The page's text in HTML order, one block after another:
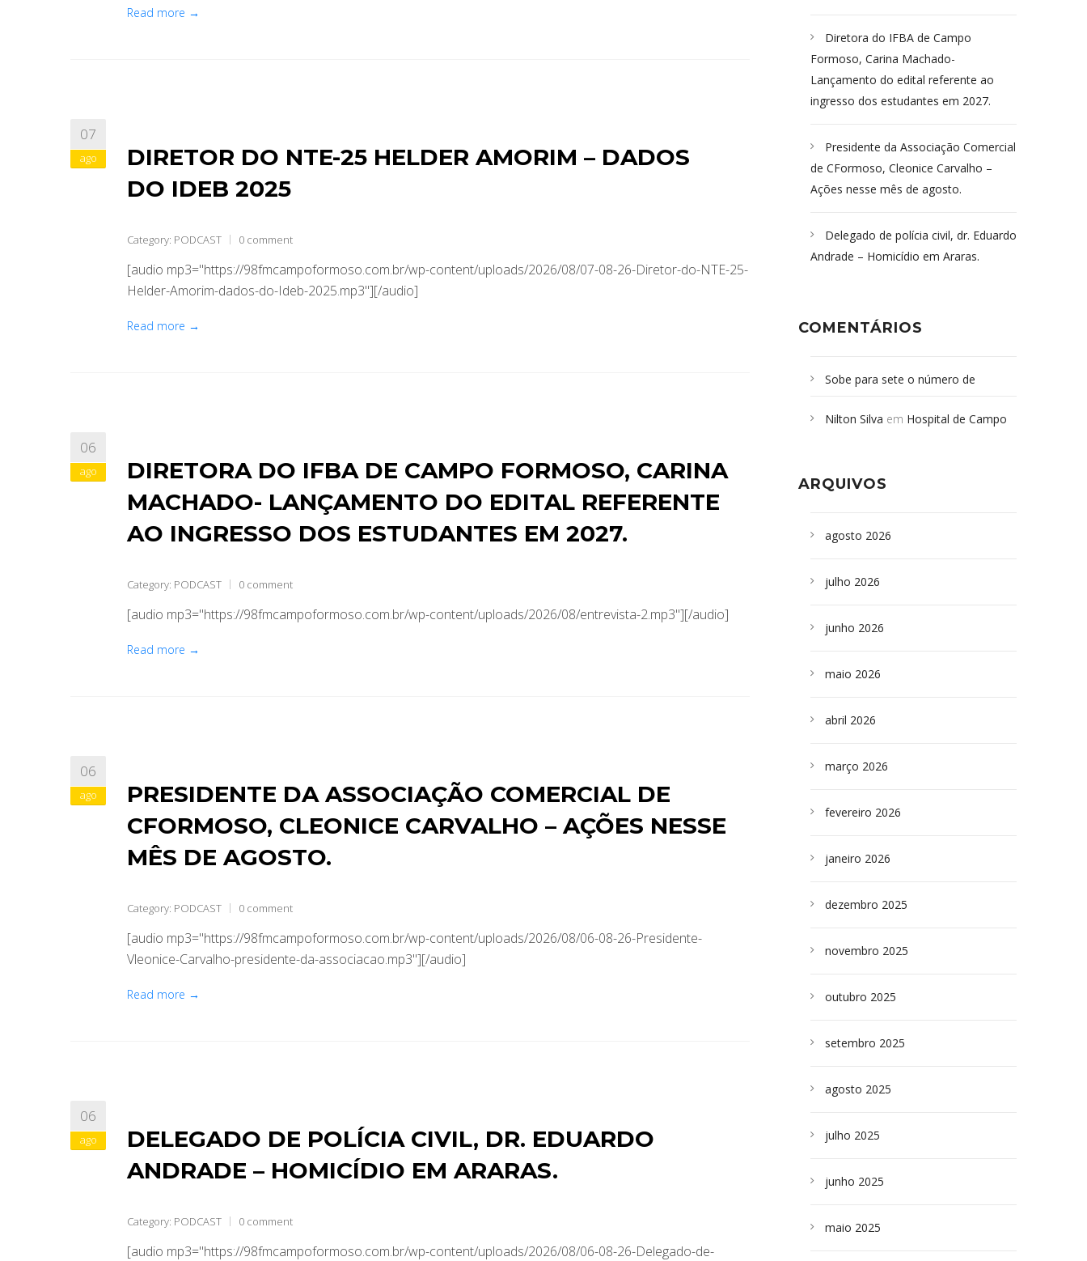
Read more →
07
ago
DIRETOR DO NTE-25 HELDER AMORIM – DADOS
DO IDEB 2025
Category: PODCAST 0 comment
[audio mp3="https://98fmcampoformoso.com.br/wp-content/uploads/2026/08/07-08-26-Diretor-do-NTE-25-
Helder-Amorim-dados-do-Ideb-2025.mp3"][/audio]
Read more →
06
ago
DIRETORA DO IFBA DE CAMPO FORMOSO, CARINA
MACHADO- LANÇAMENTO DO EDITAL REFERENTE
AO INGRESSO DOS ESTUDANTES EM 2027.
Category: PODCAST 0 comment
[audio mp3="https://98fmcampoformoso.com.br/wp-content/uploads/2026/08/entrevista-2.mp3"][/audio]
Read more →
06
ago
PRESIDENTE DA ASSOCIAÇÃO COMERCIAL DE
CFORMOSO, CLEONICE CARVALHO – AÇÕES NESSE
MÊS DE AGOSTO.
Category: PODCAST 0 comment
[audio mp3="https://98fmcampoformoso.com.br/wp-content/uploads/2026/08/06-08-26-Presidente-
Vleonice-Carvalho-presidente-da-associacao.mp3"][/audio]
Read more →
06
ago
DELEGADO DE POLÍCIA CIVIL, DR. EDUARDO
ANDRADE – HOMICÍDIO EM ARARAS.
Category: PODCAST 0 comment
[audio mp3="https://98fmcampoformoso.com.br/wp-content/uploads/2026/08/06-08-26-Delegado-de-
Diretora do IFBA de Campo
Formoso, Carina Machado-
Lançamento do edital referente ao
ingresso dos estudantes em 2027.
Presidente da Associação Comercial
de CFormoso, Cleonice Carvalho –
Ações nesse mês de agosto.
Delegado de polícia civil, dr. Eduardo
Andrade – Homicídio em Araras.
COMENTÁRIOS
Sobe para sete o número de
desabamento em São Paulo - Revista
sepultados em SP
Nilton Silva em Hospital de Campo
ARQUIVOS
agosto 2026
julho 2026
junho 2026
maio 2026
abril 2026
março 2026
fevereiro 2026
janeiro 2026
dezembro 2025
novembro 2025
outubro 2025
setembro 2025
agosto 2025
julho 2025
junho 2025
maio 2025